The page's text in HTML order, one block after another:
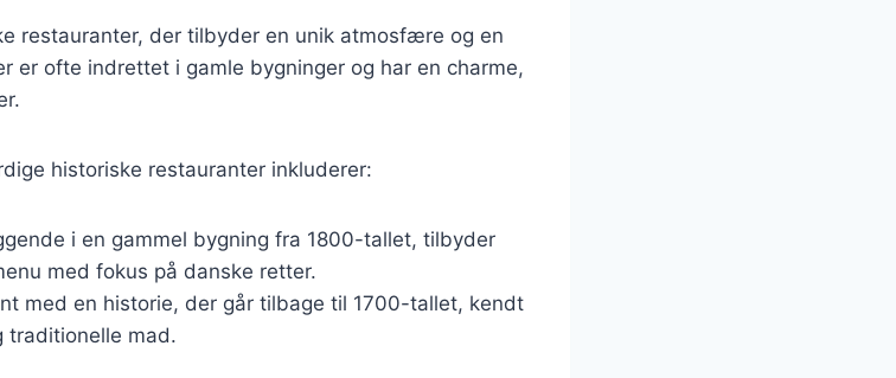
restauranter, der tilbyder en unik atmosfære og en
er ofte indrettet i gamle bygninger og har en charme,
historiske restauranter inkluderer:
i en gammel bygning fra 1800-tallet, tilbyder
med fokus på danske retter.
med en historie, der går tilbage til 1700-tallet, kendt
traditionelle mad.